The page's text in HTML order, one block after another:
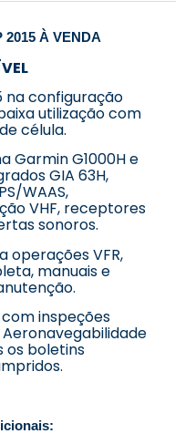
2015 À VENDA
na configuração
utilização com
célula.
Garmin G1000H e
GIA 63H,
WAAS,
VHF, receptores
sonoros.
operações VFR,
manuais e
inspeções
os boletins